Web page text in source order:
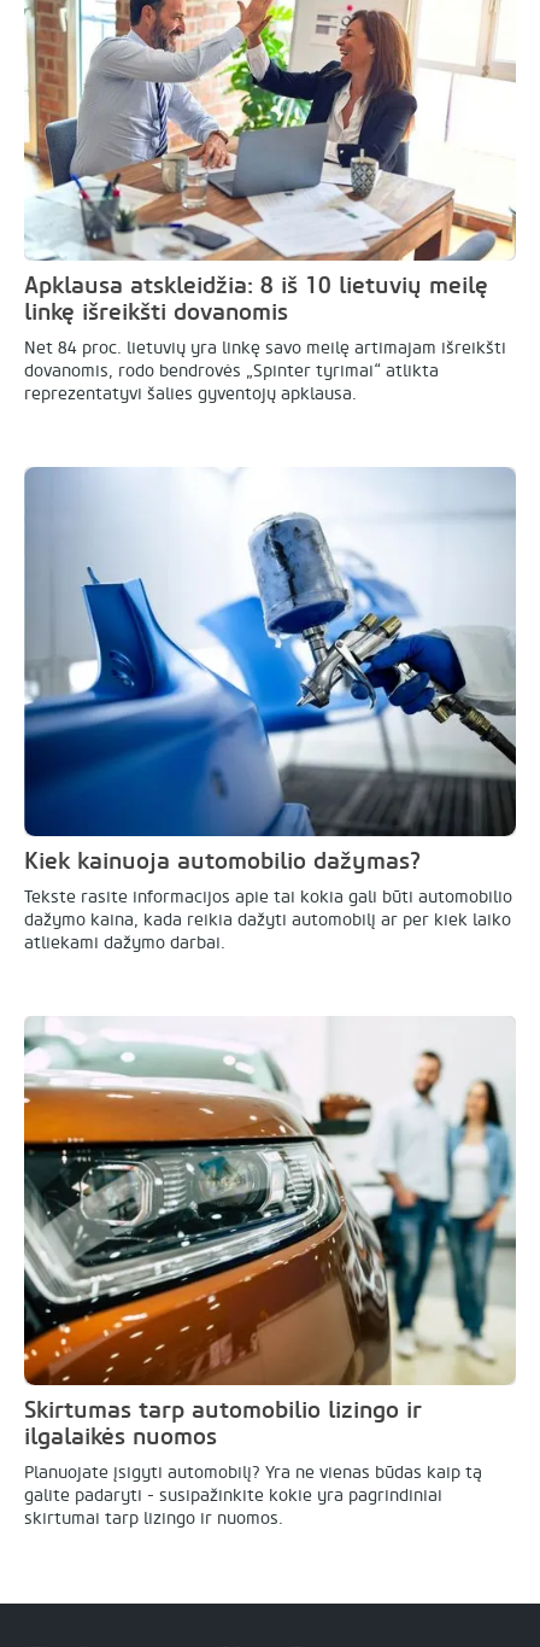
Apklausa atskleidžia: 8 iš 10 lietuvių meilę
linkę išreikšti dovanomis
Net 84 proc. lietuvių yra linkę savo meilę artimajam išreikšti
dovanomis, rodo bendrovės „Spinter tyrimai“ atlikta
reprezentatyvi šalies gyventojų apklausa.
Kiek kainuoja automobilio dažymas?
Tekste rasite informacijos apie tai kokia gali būti automobilio
dažymo kaina, kada reikia dažyti automobilį ar per kiek laiko
atliekami dažymo darbai.
Skirtumas tarp automobilio lizingo ir
ilgalaikės nuomos
Planuojate įsigyti automobilį? Yra ne vienas būdas kaip tą
galite padaryti - susipažinkite kokie yra pagrindiniai
skirtumai tarp lizingo ir nuomos.